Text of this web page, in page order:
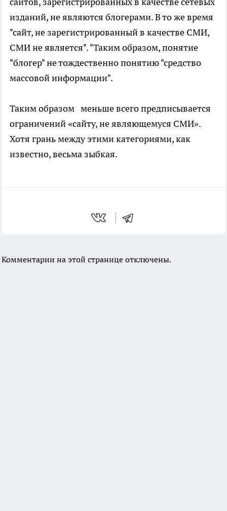
изданий, не являются блогерами. В то же время
"сайт, не зарегистрированный в качестве СМИ,
СМИ не является". "Таким образом, понятие
"блогер" не тождественно понятию "средство
массовой информации".
Таким образом меньше всего предписывается
ограничений «сайту, не являющемуся СМИ».
Хотя грань между этими категориями, как
известно, весьма зыбкая.
Комментарии на этой странице отключены.